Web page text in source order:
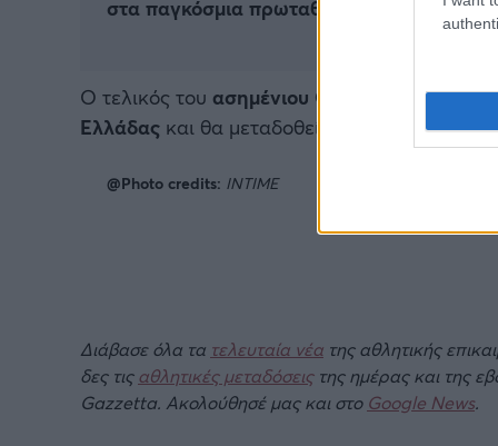
στα παγκόσμια πρωταθλήματα (vids)
Ο τελικός του ασημένιου Ολυμπιονίκηστο
Ελλάδας και θα μεταδοθεί από την ΕΡΤ2.
@Photo credits: INTIME
Διάβασε όλα τα τελευταία νέα της αθλητικής
δες τιςαθλητικές μεταδόσειςτης ημέρας και της
Gazzetta. Ακολούθησέ μας και στο Google News.